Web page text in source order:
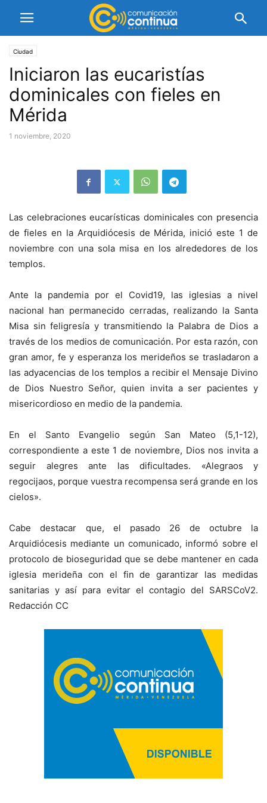
Ciudad
Iniciaron las eucaristías
dominicales con fieles en
Mérida
1 noviembre, 2020
Las celebraciones eucarísticas dominicales con presencia
de fieles en la Arquidiócesis de Mérida, inició este 1 de
noviembre con una sola misa en los alrededores de los
templos.
Ante la pandemia por el Covid19, las iglesias a nivel
nacional han permanecido cerradas, realizando la Santa
Misa sin feligresía y transmitiendo la Palabra de Dios a
través de los medios de comunicación. Por esta razón, con
gran amor, fe y esperanza los merideños se trasladaron a
las adyacencias de los templos a recibir el Mensaje Divino
de Dios Nuestro Señor, quien invita a ser pacientes y
misericordioso en medio de la pandemia.
En el Santo Evangelio según San Mateo (5,1-12),
correspondiente a este 1 de noviembre, Dios nos invita a
seguir alegres ante las dificultades. «Alegraos y
regocijaos, porque vuestra recompensa será grande en los
cielos».
Cabe destacar que, el pasado 26 de octubre la
Arquidiócesis mediante un comunicado, informó sobre el
protocolo de bioseguridad que se debe mantener en cada
iglesia merideña con el fin de garantizar las medidas
sanitarias y así para evitar el contagio del SARSCoV2.
Redacción CC